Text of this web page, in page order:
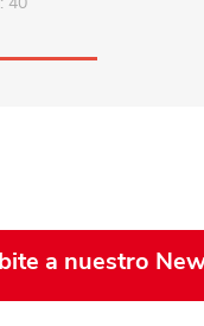
a nuestro